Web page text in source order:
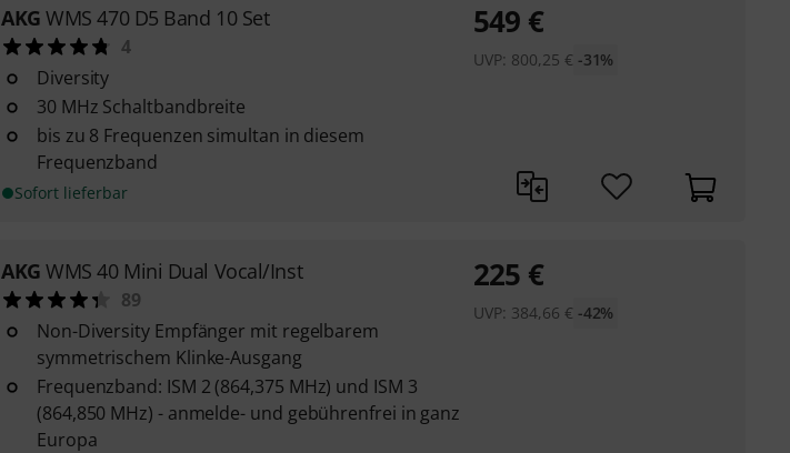
AKG WMS 470 D5 Band 10 Set
4
Diversity
30 MHz Schaltbandbreite
bis zu 8 Frequenzen simultan in diesem
Frequenzband
Sofort lieferbar
549 €
UVP: 800,25 € -31%
AKG WMS 40 Mini Dual Vocal/Inst
89
Non-Diversity Empfänger mit regelbarem
symmetrischem Klinke-Ausgang
Frequenzband: ISM 2 (864,375 MHz) und ISM 3
(864,850 MHz) - anmelde- und gebührenfrei in ganz
Europa
225 €
UVP: 384,66 € -42%